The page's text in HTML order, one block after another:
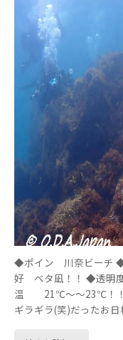
◆ポイン 川奈ビーチ
好 ベタ凪！！ ◆透明
温 21℃～～23℃！！
ギラギラ(笑)だったお